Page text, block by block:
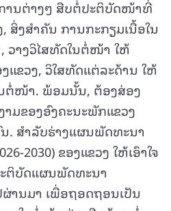
ານຕ່າງໆ ສືບຕໍ່ປະຕິບັດໜ້າທີ່
ສິ່ງສຳຄັນ ການກະກຽມເນື້ອໃນ
ວາງວິໄສທັດໃນຕໍ່ໜ້າ ໃຫ້
ແຂວງ, ວິໃສທັດແຕ່ລະດ້ານ ໃຫ້
ຕໍ່ໜ້າ. ພ້ອມນັ້ນ, ຕ້ອງສ່ອງ
ມຂອງອົງຄະນະພັກແຂວງ
ນ. ສໍາລັບຮ່າງແຜນພັດທະນາ
2030) ຂອງແຂວງ ໃຫ້ເອົາໃຈ
ຕິບັດແຜນພັດທະນາ
ານມາ ເພື່ອຖອດຖອນເປັນ